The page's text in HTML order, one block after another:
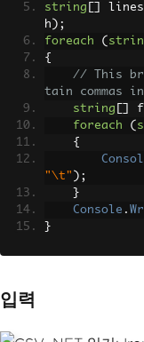
string
h );
foreach
(
{
// This
tain commas
string
foreach
(
{
"\t" );
}
Console .
}
입력